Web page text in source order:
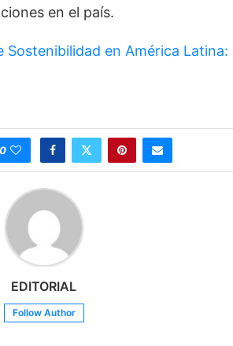
en el país.
Sostenibilidad en América Latina:
0
EDITORIAL
Follow Author